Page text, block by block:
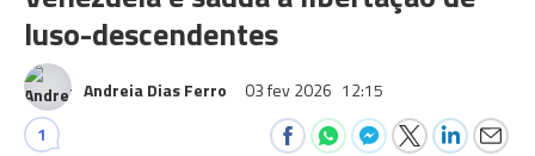
luso-descendentes
Andreia Dias Ferro 03 fev 2026 12:15
1